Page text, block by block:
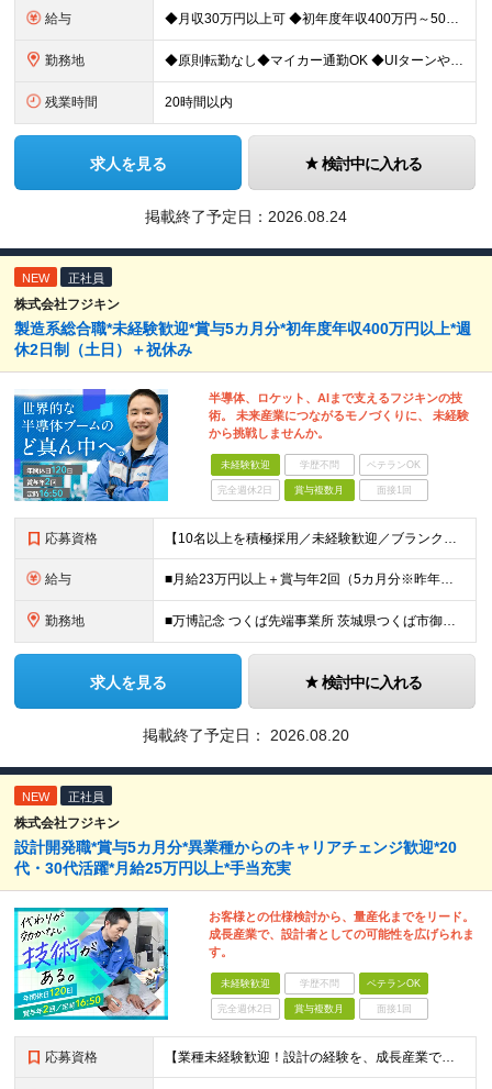
給与 ◆月収30万円以上可 ◆初年度年収400万円～500万円想定 月給21万7,080円～22万7,810円＋各種手当＋賞与年2回 ★「手当」や「賞与」が手厚いため、1年目未経験でも年収400万円以上
勤務地 ◆原則転勤なし◆マイカー通勤OK ◆UIターンや移住転職歓迎。Web面接実施中 ＜茨城工場＞ 茨城県稲敷郡阿見町吉原3586 ┗クリーンで働きやすいのが魅力です。 ★豊かな自然と便利な生活環境が調
残業時間 20時間以内
求人を見る 検討中に入れる
掲載終了予定日： 2026.08.24
NEW 正社員
株式会社フジキン
製造系総合職*未経験歓迎*賞与5カ月分*初年度年収400万円以上*週
休2日制（土日）＋祝休み
半導体、ロケット、AIまで支えるフジキンの技
術。 未来産業につながるモノづくりに、 未経験
から挑戦しませんか。
未経験歓迎 学歴不問 ベテランOK
完全週休2日 賞与複数月 面接1回
応募資格 【10名以上を積極採用／未経験歓迎／ブランクOK】 ＜応募条件＞ ◇高卒以上 ◇職種・業種未経験歓迎 ◇第二新卒歓迎 ＜こんな方を歓迎します＞ ◎チームで協力しながら仕事を進めたい方 ◎モノづくり
給与 ■月給23万円以上＋賞与年2回（5カ月分※昨年度実績）＋各種手当 ※上記月給に残業代は含みません、残業代は別途全額支給いたします ※これまでの経験・スキルを考慮して優遇いたします
勤務地 ■万博記念 つくば先端事業所 茨城県つくば市御幸が丘18 ※U・Iターン歓迎
求人を見る 検討中に入れる
掲載終了予定日： 2026.08.20
NEW 正社員
株式会社フジキン
設計開発職*賞与5カ月分*異業種からのキャリアチェンジ歓迎*20
代・30代活躍*月給25万円以上*手当充実
お客様との仕様検討から、量産化までをリード。
成長産業で、設計者としての可能性を広げられま
す。
未経験歓迎 学歴不問 ベテランOK
完全週休2日 賞与複数月 面接1回
応募資格 【業種未経験歓迎！設計の経験を、成長産業で活かせます】 ＜応募条件＞ ◇高卒以上 ◇業種未経験歓迎 ◇何らかの製品設計経験をお持ちの方（分野不問） └2DCADまたは3DCADの操作経験がある方を想